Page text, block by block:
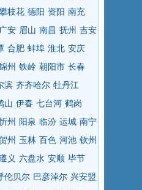
枝花 德阳 资阳 南充
广安 眉山 南昌 抚州 吉安
合肥 蚌埠 淮北 安庆
州 铁岭 朝阳市 长春
滨 齐齐哈尔 牡丹江
山 伊春 七台河 鹤岗
州 阳泉 临汾 运城 南宁
州 玉林 百色 河池 钦州
义 六盘水 安顺 毕节
伦贝尔 巴彦淖尔 兴安盟